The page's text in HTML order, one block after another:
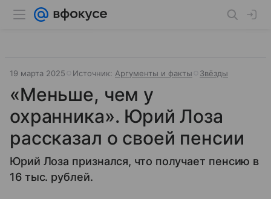
19 марта 2025 Источник: Аргументы и факты Звёзды
«Меньше, чем у
охранника». Юрий Лоза
рассказал о своей пенсии
Юрий Лоза признался, что получает пенсию в
16 тыс. рублей.